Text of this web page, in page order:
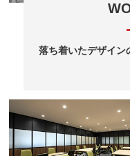
落ち着いたデザイン